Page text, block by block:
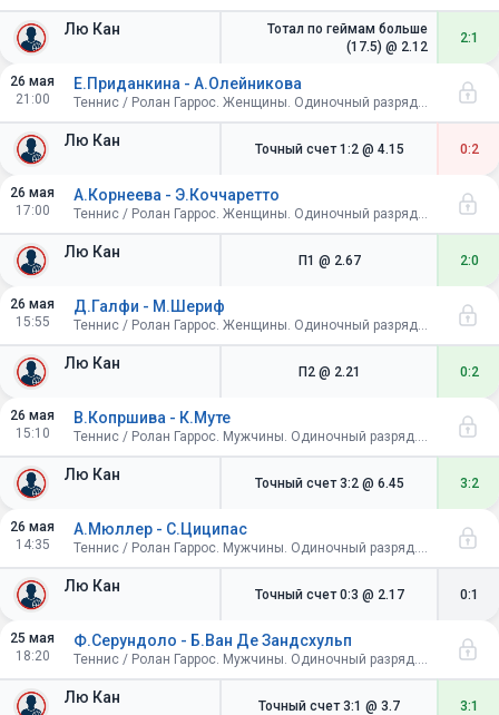
Лю Кан
Тотал по геймам больше
(17.5) @ 2.12
2:1
26 мая
21:00
Лю Кан
Е.Приданкина - А.Олейникова
Теннис / Ролан Гаррос. Женщины. Одиночный разряд. 1/64 финала
Точный счет 1:2 @ 4.15 0:2
26 мая
17:00
Лю Кан
А.Корнеева - Э.Коччаретто
Теннис / Ролан Гаррос. Женщины. Одиночный разряд. 1/64 финала
П1 @ 2.67 2:0
26 мая
15:55
Лю Кан
Д.Галфи - М.Шериф
Теннис / Ролан Гаррос. Женщины. Одиночный разряд. 1/64 финала
П2 @ 2.21 0:2
26 мая
15:10
Лю Кан
В.Копршива - К.Муте
Теннис / Ролан Гаррос. Мужчины. Одиночный разряд. 1/64 финала
Точный счет 3:2 @ 6.45 3:2
26 мая
14:35
Лю Кан
А.Мюллер - С.Циципас
Теннис / Ролан Гаррос. Мужчины. Одиночный разряд. 1/64 финала
Точный счет 0:3 @ 2.17 0:1
25 мая
18:20
Лю Кан
Ф.Серундоло - Б.Ван Де Зандсхульп
Теннис / Ролан Гаррос. Мужчины. Одиночный разряд. 1/64 финала
Точный счет 3:1 @ 3.7 3:1